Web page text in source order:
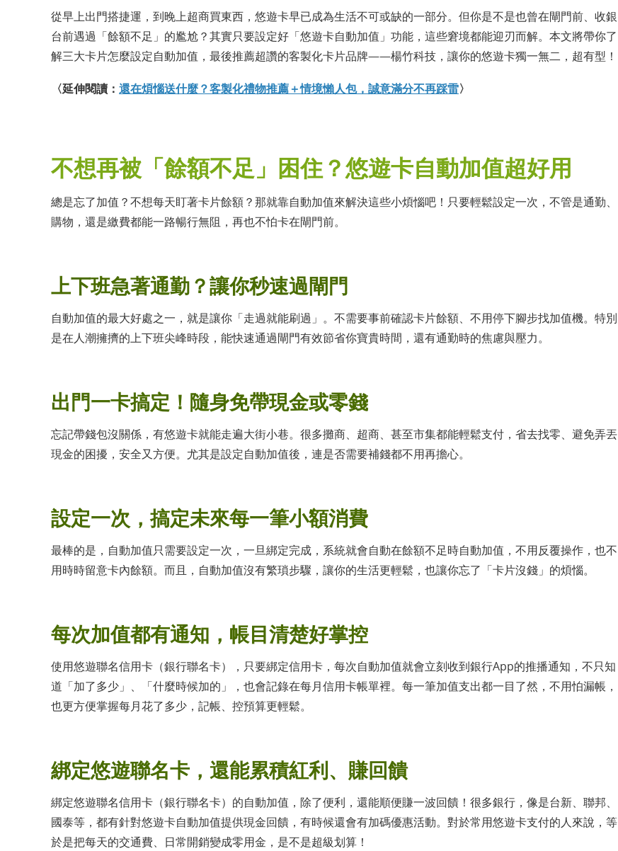
從早上出門搭捷運，到晚上超商買東西，悠遊卡早已成為生活不可或缺的一部分。但你是不是也曾在閘門前、收銀
台前遇過「餘額不足」的尷尬？其實只要設定好「悠遊卡自動加值」功能，這些窘境都能迎刃而解。本文將帶你了
解三大卡片怎麼設定自動加值，最後推薦超讚的客製化卡片品牌——楊竹科技，讓你的悠遊卡獨一無二，超有型！
〈延伸閱讀： 還在煩惱送什麼？客製化禮物推薦＋情境懶人包，誠意滿分不再踩雷〉
不想再被「餘額不足」困住？悠遊卡自動加值超好用
總是忘了加值？不想每天盯著卡片餘額？那就靠自動加值來解決這些小煩惱吧！只要輕鬆設定一次，不管是通勤、
購物，還是繳費都能一路暢行無阻，再也不怕卡在閘門前。
上下班急著通勤？讓你秒速過閘門
自動加值的最大好處之一，就是讓你「走過就能刷過」。不需要事前確認卡片餘額、不用停下腳步找加值機。特別
是在人潮擁擠的上下班尖峰時段，能快速通過閘門有效節省你寶貴時間，還有通勤時的焦慮與壓力。
出門一卡搞定！隨身免帶現金或零錢
忘記帶錢包沒關係，有悠遊卡就能走遍大街小巷。很多攤商、超商、甚至市集都能輕鬆支付，省去找零、避免弄丟
現金的困擾，安全又方便。尤其是設定自動加值後，連是否需要補錢都不用再擔心。
設定一次，搞定未來每一筆小額消費
最棒的是，自動加值只需要設定一次，一旦綁定完成，系統就會自動在餘額不足時自動加值，不用反覆操作，也不
用時時留意卡內餘額。而且，自動加值沒有繁瑣步驟，讓你的生活更輕鬆，也讓你忘了「卡片沒錢」的煩惱。
每次加值都有通知，帳目清楚好掌控
使用悠遊聯名信用卡（銀行聯名卡），只要綁定信用卡，每次自動加值就會立刻收到銀行App的推播通知，不只知
道「加了多少」、「什麼時候加的」，也會記錄在每月信用卡帳單裡。每一筆加值支出都一目了然，不用怕漏帳，
也更方便掌握每月花了多少，記帳、控預算更輕鬆。
綁定悠遊聯名卡，還能累積紅利、賺回饋
綁定悠遊聯名信用卡（銀行聯名卡）的自動加值，除了便利，還能順便賺一波回饋！很多銀行，像是台新、聯邦、
國泰等，都有針對悠遊卡自動加值提供現金回饋，有時候還會有加碼優惠活動。對於常用悠遊卡支付的人來說，等
於是把每天的交通費、日常開銷變成零用金，是不是超級划算！